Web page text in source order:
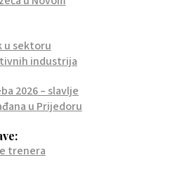
u sektoru
industrija
2026 – slavlje
u Prijedoru
trenera